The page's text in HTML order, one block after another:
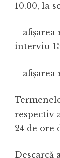
10.00, la
–
interviu
– afişarea
respectiv
24 de ore
Descarcă